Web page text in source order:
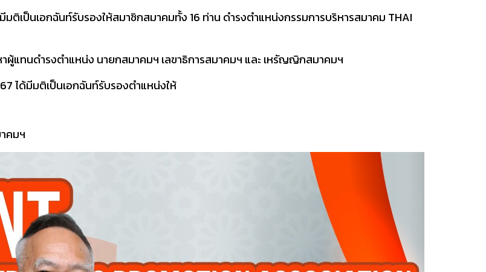
ติเป็นเอกฉันท์รับรองให้สมาชิกสมาคมทั้ง 16 ท่าน ดำรงตำแหน่งกรรมการบริหารสมาคม THAI
าผู้แทนดำรงตำแหน่ง นายกสมาคมฯ เลขาธิการสมาคมฯ และ เหรัญญิกสมาคมฯ
ได้มีมติเป็นเอกฉันท์รับรองตำแหน่งให้
คมฯ